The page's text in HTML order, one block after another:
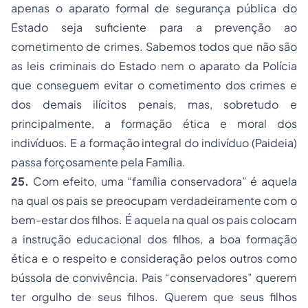
apenas o aparato formal de segurança pública do
Estado seja suficiente para a prevenção ao
cometimento de crimes. Sabemos todos que não são
as leis criminais do Estado nem o aparato da Polícia
que conseguem evitar o cometimento dos crimes e
dos demais ilícitos penais, mas, sobretudo e
principalmente, a formação ética e moral dos
indivíduos. E a formação integral do indivíduo (Paideia)
passa forçosamente pela Família.
25. Com efeito, uma “família conservadora” é aquela
na qual os pais se preocupam verdadeiramente com o
bem-estar dos filhos. É aquela na qual os pais colocam
a instrução educacional dos filhos, a boa formação
ética e o respeito e consideração pelos outros como
bússola de convivência. Pais “conservadores” querem
ter orgulho de seus filhos. Querem que seus filhos